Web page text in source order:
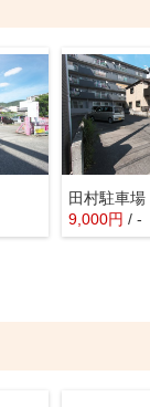
田村駐車
9,000円 / -